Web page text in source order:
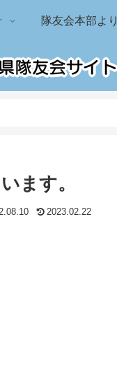
隊友会本部より
ます。
2023.02.22